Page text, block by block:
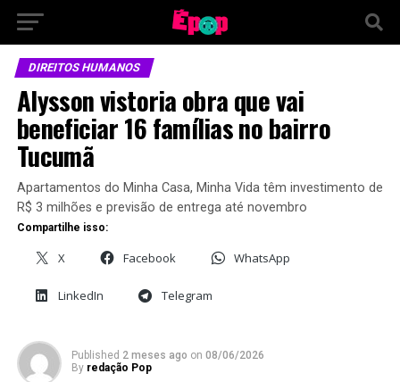
DIREITOS HUMANOS
Alysson vistoria obra que vai
beneficiar 16 famílias no bairro
Tucumã
Apartamentos do Minha Casa, Minha Vida têm investimento de
R$ 3 milhões e previsão de entrega até novembro
Compartilhe isso:
X Facebook WhatsApp
LinkedIn Telegram
Published 2 meses ago on 08/06/2026
By redação Pop